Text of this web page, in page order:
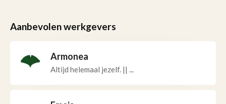
Aanbevolen werkgevers
Armonea
Altijd helemaal jezelf. || ...